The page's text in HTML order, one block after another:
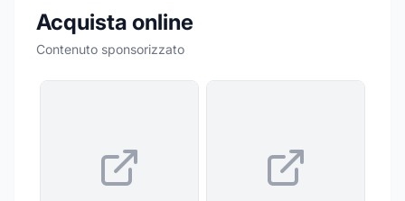
Acquista online
Contenuto sponsorizzato